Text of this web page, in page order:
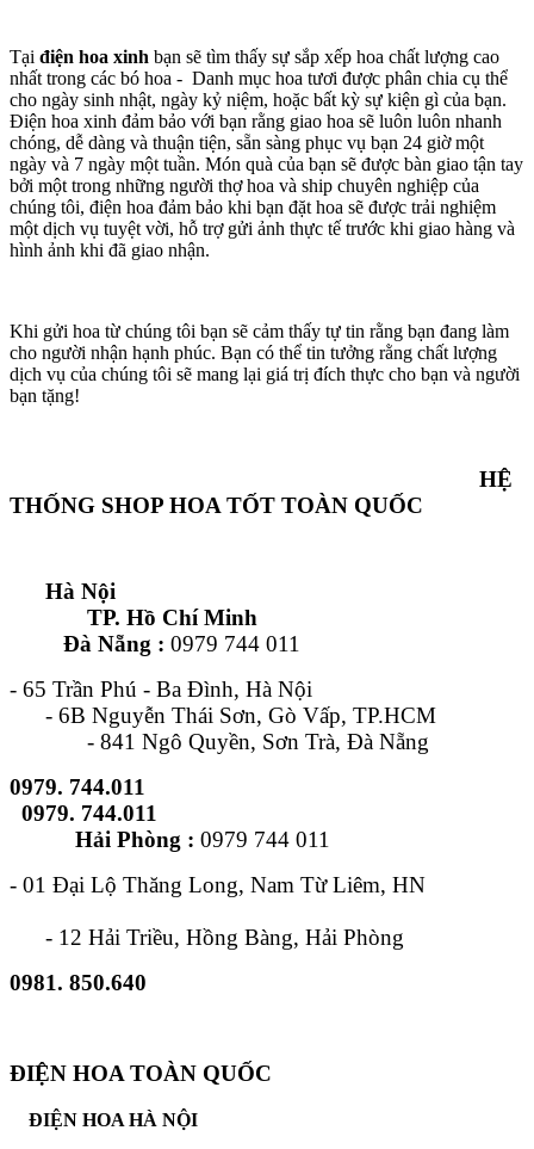
Tại điện hoa xinh bạn sẽ tìm thấy sự sắp xếp hoa chất lượng cao
nhất trong các bó hoa - Danh mục hoa tươi được phân chia cụ thể
cho ngày sinh nhật, ngày kỷ niệm, hoặc bất kỳ sự kiện gì của bạn.
Điện hoa xinh đảm bảo với bạn rằng giao hoa sẽ luôn luôn nhanh
chóng, dễ dàng và thuận tiện, sẵn sàng phục vụ bạn 24 giờ một
ngày và 7 ngày một tuần. Món quà của bạn sẽ được bàn giao tận tay
bởi một trong những người thợ hoa và ship chuyên nghiệp của
chúng tôi, điện hoa đảm bảo khi bạn đặt hoa sẽ được trải nghiệm
một dịch vụ tuyệt vời, hỗ trợ gửi ảnh thực tế trước khi giao hàng và
hình ảnh khi đã giao nhận.
Khi gửi hoa từ chúng tôi bạn sẽ cảm thấy tự tin rằng bạn đang làm
cho người nhận hạnh phúc. Bạn có thể tin tưởng rằng chất lượng
dịch vụ của chúng tôi sẽ mang lại giá trị đích thực cho bạn và người
bạn tặng!
HỆ
THỐNG SHOP HOA TỐT TOÀN QUỐC
Hà Nội
TP. Hồ Chí Minh
Đà Nẵng : 0979 744 011
- 65 Trần Phú - Ba Đình, Hà Nội
- 6B Nguyễn Thái Sơn, Gò Vấp, TP.HCM
- 841 Ngô Quyền, Sơn Trà, Đà Nẵng
0979. 744.011
0979. 744.011
Hải Phòng : 0979 744 011
- 01 Đại Lộ Thăng Long, Nam Từ Liêm, HN
- 12 Hải Triều, Hồng Bàng, Hải Phòng
0981. 850.640
ĐIỆN HOA TOÀN QUỐC
ĐIỆN HOA HÀ NỘI